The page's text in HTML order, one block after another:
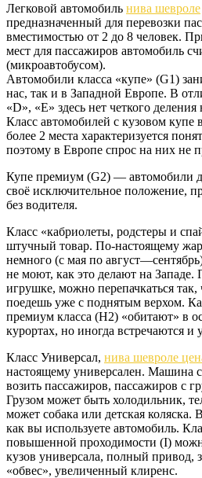
Легковой автомобиль нива шевроле
предназначенный для перевозки
вместимостью от 2 до 8 человек.
мест для пассажиров автомобиль
(микроавтобусом).
Автомобили класса «купе» (G1)
нас, так и в Западной Европе. В
«D», «E» здесь нет четкого
Класс автомобилей с кузовом купе
более 2 места характеризуется
поэтому в Европе спрос на них не
Купе премиум (G2) — автомобили
своё исключительное положение,
без водителя.
Класс «кабриолеты, родстеры и
штучный товар. По-настоящему
немного (с мая по
не моют, как это делают на Западе.
игрушке, можно перепачкаться
поедешь уже с поднятым верхом.
премиум класса (H2) «обитают» в
курортах, но иногда встречаются и
Класс Универсал, нива шевроле
настоящему универсален. Машина
возить пассажиров, пассажиров с
Грузом может быть холодильник,
может собака или детская коляска.
как вы используете автомобиль.
повышенной проходимости (I)
кузов универсала, полный привод,
«обвес», увеличенный клиренс.